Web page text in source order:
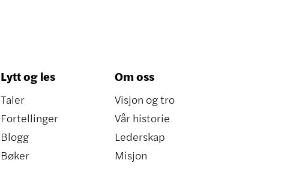
Lytt og les
Taler
Fortellinger
Blogg
Bøker
Om oss
Visjon og tro
Vår historie
Lederskap
Misjon